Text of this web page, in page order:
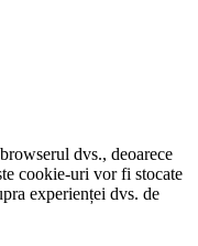
dvs., deoarece
cookie-uri vor fi stocate
experienței dvs. de